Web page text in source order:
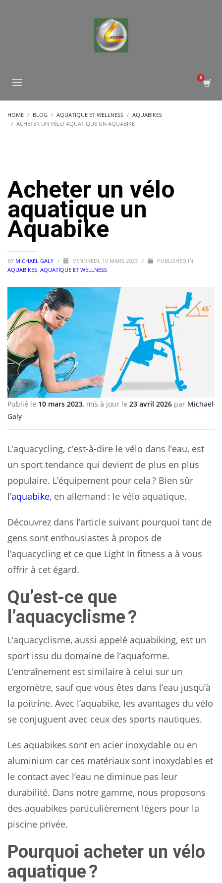
HOME BLOG AQUATIQUE ET WELLNESS
AQUABIKES
ACHETER UN VÉLO AQUATIQUE UN AQUABIKE
Acheter un vélo
aquatique un
Aquabike
BY MICHAËL GALY / VENDREDI, 10 MARS 2023 /
PUBLISHED IN
AQUABIKES, AQUATIQUE ET WELLNESS
Publié le 10 mars 2023, mis à jour le 23 avril 2026 par Michaël
Galy
L’aquacycling, c’est-à-dire le vélo dans l’eau, est
un sport tendance qui devient de plus en plus
populaire. L’équipement pour cela ? Bien sûr
l’aquabike, en allemand : le vélo aquatique.
Découvrez dans l’article suivant pourquoi tant de
gens sont enthousiastes à propos de
l’aquacycling et ce que Light In fitness a à vous
offrir à cet égard.
Qu’est-ce que
l’aquacyclisme ?
L’aquacyclisme, aussi appelé aquabiking, est un
sport issu du domaine de l’aquaforme.
L’entraînement est similaire à celui sur un
ergomètre, sauf que vous êtes dans l’eau jusqu’à
la poitrine. Avec l’aquabike, les avantages du vélo
se conjuguent avec ceux des sports nautiques.
Les aquabikes sont en acier inoxydable ou en
aluminium car ces matériaux sont inoxydables et
le contact avec l’eau ne diminue pas leur
durabilité. Dans notre gamme, nous proposons
des aquabikes particulièrement légers pour la
piscine privée.
Pourquoi acheter un vélo
aquatique ?